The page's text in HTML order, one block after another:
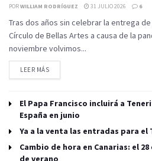
PORWILLIAM RODRÍGUEZ 31 JULIO 2026 6
Tras dos años sin celebrar la entrega
Círculo de Bellas Artes a causa de la
noviembre volvimos...
LEER MÁS
El Papa Francisco incluirá a
España en junio
Ya a la venta las entradas para el
Cambio de hora en Canarias: el
de verano